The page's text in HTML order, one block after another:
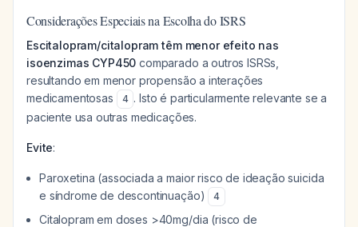
Considerações Especiais na Escolha do ISRS
Escitalopram/citalopram têm menor efeito nas
isoenzimas CYP450 comparado a outros ISRSs,
resultando em menor propensão a interações
medicamentosas
4 . Isto é particularmente relevante se a
paciente usa outras medicações.
Evite:
Paroxetina (associada a maior risco de ideação suicida
e síndrome de descontinuação)
4
Citalopram em doses >40mg/dia (risco de